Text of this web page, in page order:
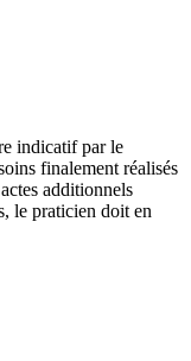
indicatif par le
finalement réalisés
additionnels
le praticien doit en